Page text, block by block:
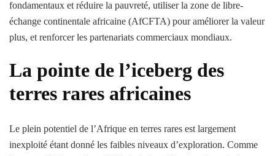
fondamentaux et réduire la pauvreté, utiliser la zone de libre-
échange continentale africaine (AfCFTA) pour améliorer la valeur
plus, et renforcer les partenariats commerciaux mondiaux.
La pointe de l’iceberg des
terres rares africaines
Le plein potentiel de l’Afrique en terres rares est largement
inexploité étant donné les faibles niveaux d’exploration. Comme